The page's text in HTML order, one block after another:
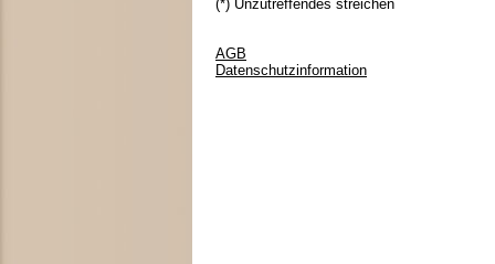
(*) Unzutreffendes streichen
AGB
Datenschutzinformation